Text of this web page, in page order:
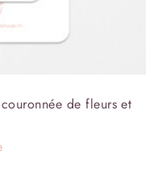
de fleurs et